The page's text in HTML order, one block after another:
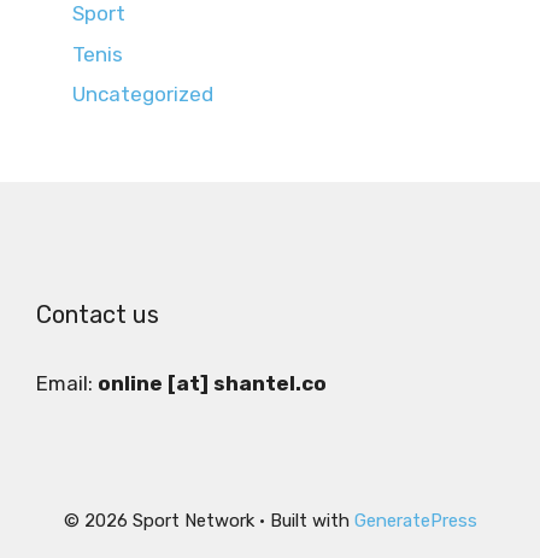
Sport
Tenis
Uncategorized
Contact us
Email: online [at] shantel.co
© 2026 Sport Network• Built with GeneratePress